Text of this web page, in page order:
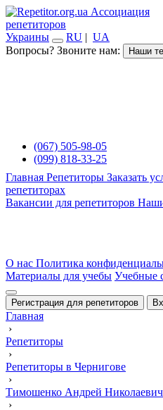
Ассоциация
репетиторов
Украины
RU | UA
Вопросы? Звоните нам:
Наши
(067) 505-98-05
(099) 818-33-25
Главная Репетиторы Заказать
репетиторах
Вакансии для репетиторов
О нас Политика
Материалы для учебы Учебные
Регистрация для репетиторов
Главная
›
Репетиторы
›
Репетиторы в Чернигове
›
Тимошенко Андрей Николаевич
›